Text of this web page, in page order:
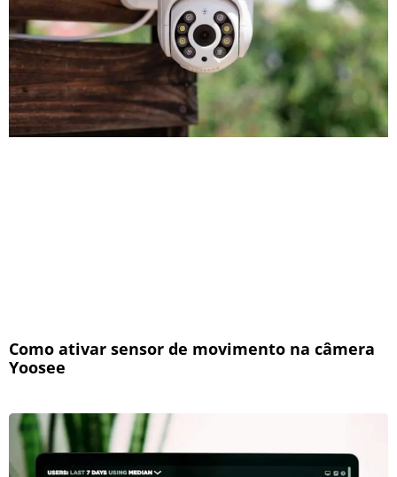
Como ativar sensor de movimento na câmera
Yoosee